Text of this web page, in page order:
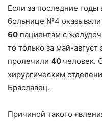
Если за последние годы
больнице №4
60 пациентам с
то только за май-август
пролечили 40 человек.
хирургическим
Браславец.
Причиной такого